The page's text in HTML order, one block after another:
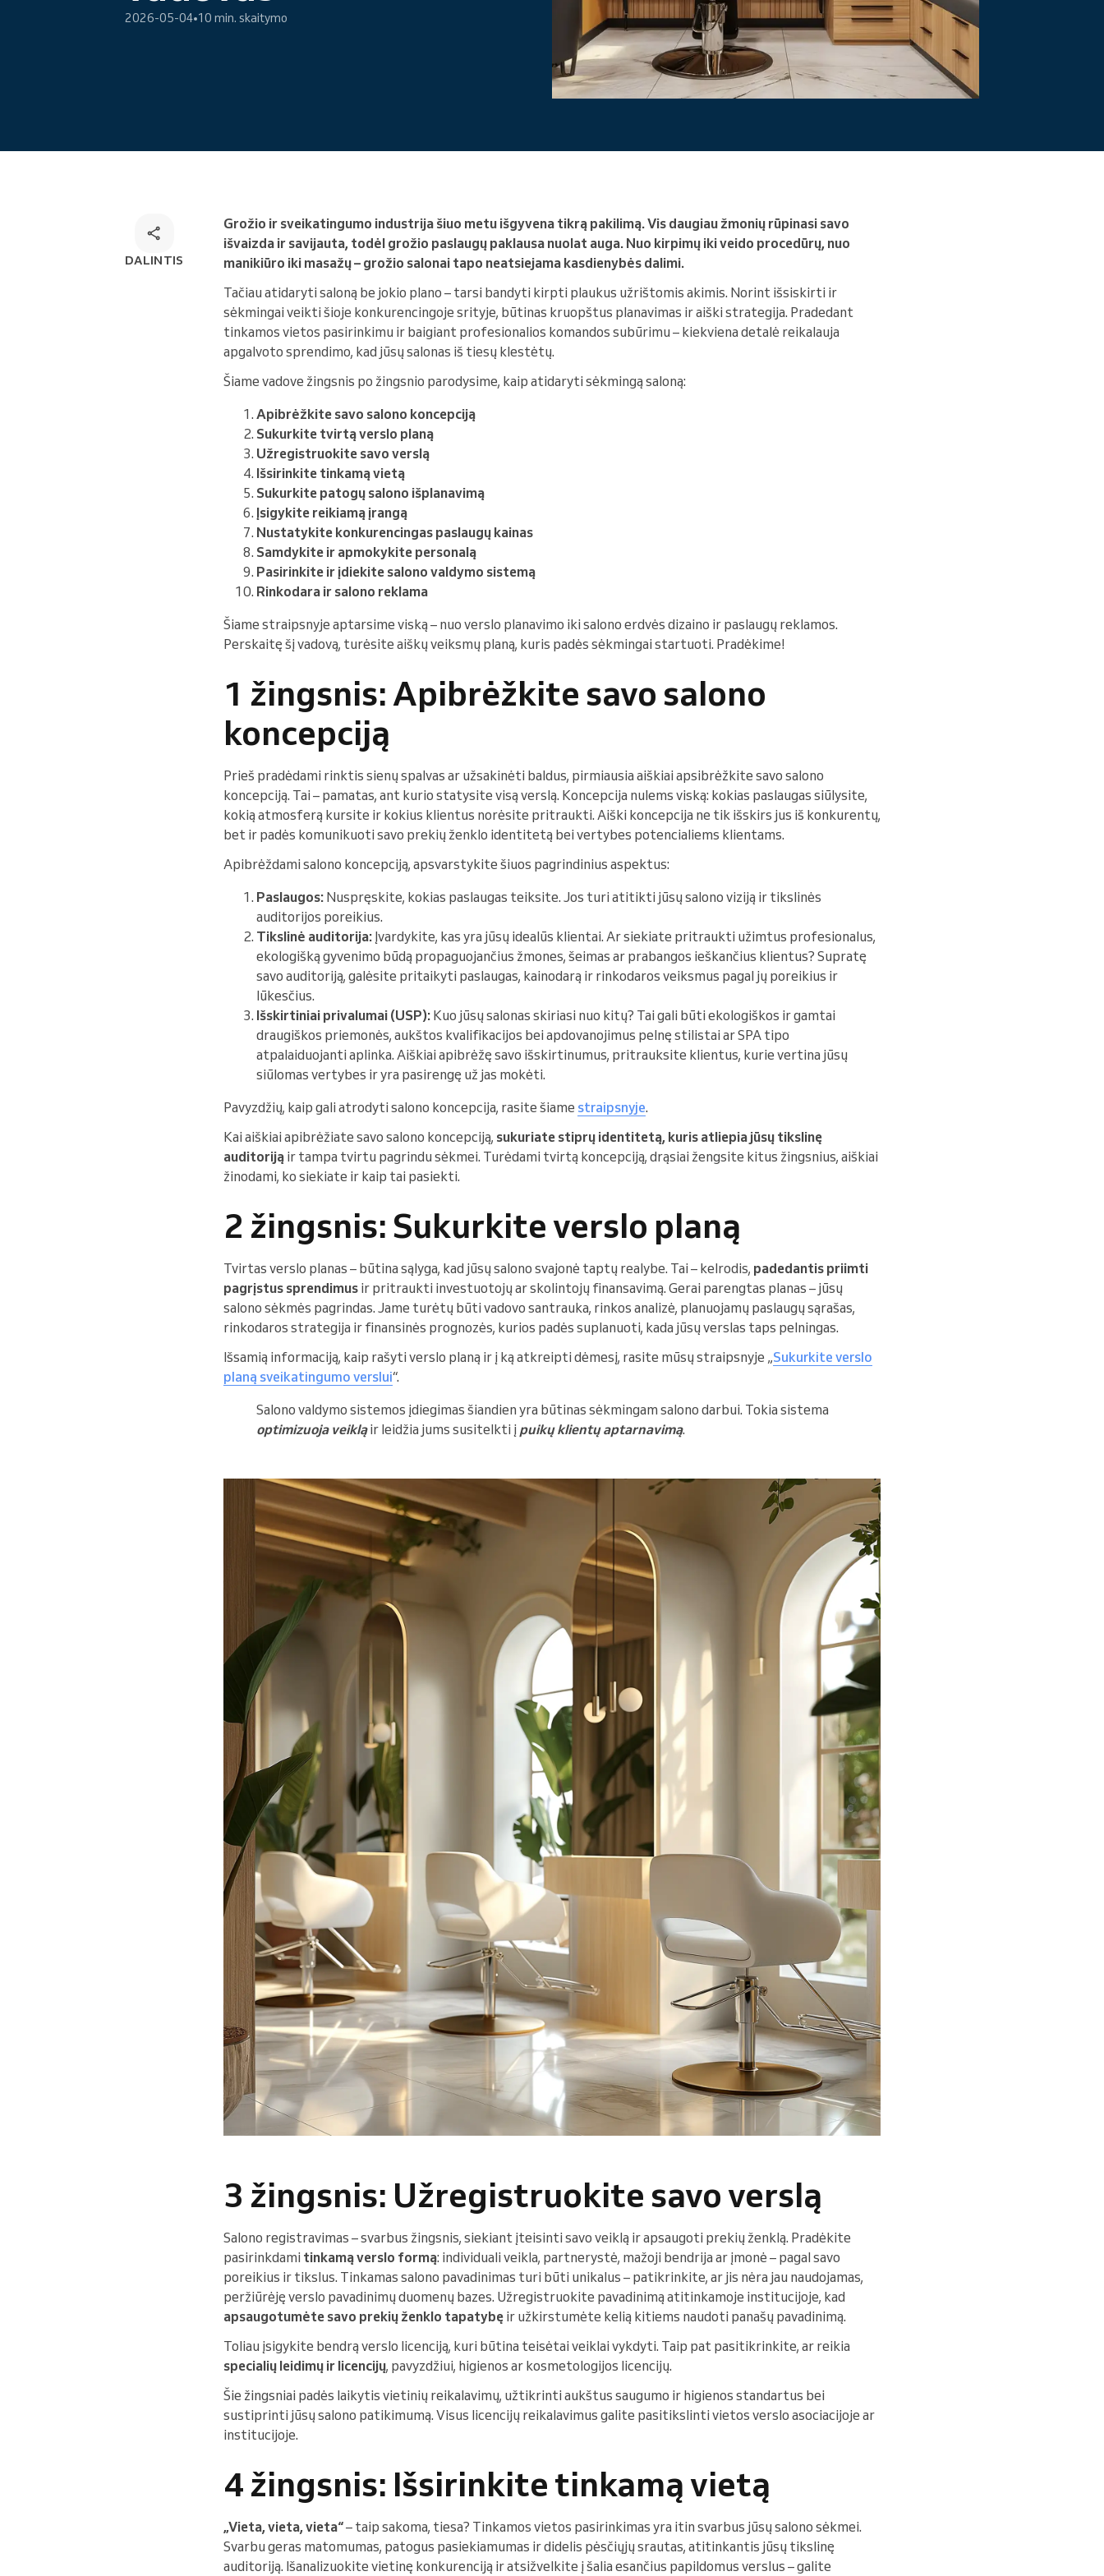
Internetinė rezervacija Skaityti daugiau
2026-05-04 10 min. skaitymo
DALINTIS
Grožio ir sveikatingumo industrija šiuo metu išgyvena tikrą pakilimą. Vis daugiau žmonių rūpinasi savo
išvaizda ir savijauta, todėl grožio paslaugų paklausa nuolat auga. Nuo kirpimų iki veido procedūrų, nuo
manikiūro iki masažų – grožio salonai tapo neatsiejama kasdienybės dalimi.
Tačiau atidaryti saloną be jokio plano – tarsi bandyti kirpti plaukus užrištomis akimis. Norint išsiskirti ir
sėkmingai veikti šioje konkurencingoje srityje, būtinas kruopštus planavimas ir aiški strategija. Pradedant
tinkamos vietos pasirinkimu ir baigiant profesionalios komandos subūrimu – kiekviena detalė reikalauja
apgalvoto sprendimo, kad jūsų salonas iš tiesų klestėtų.
Šiame vadove žingsnis po žingsnio parodysime, kaip atidaryti sėkmingą saloną:
Apibrėžkite savo salono koncepciją
Sukurkite tvirtą verslo planą
Užregistruokite savo verslą
Išsirinkite tinkamą vietą
Sukurkite patogų salono išplanavimą
Įsigykite reikiamą įrangą
Nustatykite konkurencingas paslaugų kainas
Samdykite ir apmokykite personalą
Pasirinkite ir įdiekite salono valdymo sistemą
Rinkodara ir salono reklama
Šiame straipsnyje aptarsime viską – nuo verslo planavimo iki salono erdvės dizaino ir paslaugų reklamos.
Perskaitę šį vadovą, turėsite aiškų veiksmų planą, kuris padės sėkmingai startuoti. Pradėkime!
1 žingsnis: Apibrėžkite savo salono
koncepciją
Prieš pradėdami rinktis sienų spalvas ar užsakinėti baldus, pirmiausia aiškiai apsibrėžkite savo salono
koncepciją. Tai – pamatas, ant kurio statysite visą verslą. Koncepcija nulems viską: kokias paslaugas siūlysite,
kokią atmosferą kursite ir kokius klientus norėsite pritraukti. Aiški koncepcija ne tik išskirs jus iš konkurentų,
bet ir padės komunikuoti savo prekių ženklo identitetą bei vertybes potencialiems klientams.
Apibrėždami salono koncepciją, apsvarstykite šiuos pagrindinius aspektus:
Paslaugos: Nuspręskite, kokias paslaugas teiksite. Jos turi atitikti jūsų salono viziją ir tikslinės
auditorijos poreikius.
Tikslinė auditorija: Įvardykite, kas yra jūsų idealūs klientai. Ar siekiate pritraukti užimtus profesionalus,
ekologišką gyvenimo būdą propaguojančius žmones, šeimas ar prabangos ieškančius klientus? Supratę
savo auditoriją, galėsite pritaikyti paslaugas, kainodarą ir rinkodaros veiksmus pagal jų poreikius ir
lūkesčius.
Išskirtiniai privalumai (USP): Kuo jūsų salonas skiriasi nuo kitų? Tai gali būti ekologiškos ir gamtai
draugiškos priemonės, aukštos kvalifikacijos bei apdovanojimus pelnę stilistai ar SPA tipo
atpalaiduojanti aplinka. Aiškiai apibrėžę savo išskirtinumus, pritrauksite klientus, kurie vertina jūsų
siūlomas vertybes ir yra pasirengę už jas mokėti.
Pavyzdžių, kaip gali atrodyti salono koncepcija, rasite šiame straipsnyje.
Kai aiškiai apibrėžiate savo salono koncepciją, sukuriate stiprų identitetą, kuris atliepia jūsų tikslinę
auditoriją ir tampa tvirtu pagrindu sėkmei. Turėdami tvirtą koncepciją, drąsiai žengsite kitus žingsnius, aiškiai
žinodami, ko siekiate ir kaip tai pasiekti.
2 žingsnis: Sukurkite verslo planą
Tvirtas verslo planas – būtina sąlyga, kad jūsų salono svajonė taptų realybe. Tai – kelrodis, padedantis priimti
pagrįstus sprendimus ir pritraukti investuotojų ar skolintojų finansavimą. Gerai parengtas planas – jūsų
salono sėkmės pagrindas. Jame turėtų būti vadovo santrauka, rinkos analizė, planuojamų paslaugų sąrašas,
rinkodaros strategija ir finansinės prognozės, kurios padės suplanuoti, kada jūsų verslas taps pelningas.
Išsamią informaciją, kaip rašyti verslo planą ir į ką atkreipti dėmesį, rasite mūsų straipsnyje „Sukurkite verslo
planą sveikatingumo verslui“.
Salono valdymo sistemos įdiegimas šiandien yra būtinas sėkmingam salono darbui. Tokia sistema
optimizuoja veikląir leidžia jums susitelkti į puikų klientų aptarnavimą.
3 žingsnis: Užregistruokite savo verslą
Salono registravimas – svarbus žingsnis, siekiant įteisinti savo veiklą ir apsaugoti prekių ženklą. Pradėkite
pasirinkdami tinkamą verslo formą: individuali veikla, partnerystė, mažoji bendrija ar įmonė – pagal savo
poreikius ir tikslus. Tinkamas salono pavadinimas turi būti unikalus – patikrinkite, ar jis nėra jau naudojamas,
peržiūrėję verslo pavadinimų duomenų bazes. Užregistruokite pavadinimą atitinkamoje institucijoje, kad
apsaugotumėte savo prekių ženklo tapatybę ir užkirstumėte kelią kitiems naudoti panašų pavadinimą.
Toliau įsigykite bendrą verslo licenciją, kuri būtina teisėtai veiklai vykdyti. Taip pat pasitikrinkite, ar reikia
specialių leidimų ir licencijų, pavyzdžiui, higienos ar kosmetologijos licencijų.
Šie žingsniai padės laikytis vietinių reikalavimų, užtikrinti aukštus saugumo ir higienos standartus bei
sustiprinti jūsų salono patikimumą. Visus licencijų reikalavimus galite pasitikslinti vietos verslo asociacijoje ar
institucijoje.
4 žingsnis: Išsirinkite tinkamą vietą
„Vieta, vieta, vieta“– taip sakoma, tiesa? Tinkamos vietos pasirinkimas yra itin svarbus jūsų salono sėkmei.
Svarbu geras matomumas, patogus pasiekiamumas ir didelis pėsčiųjų srautas, atitinkantis jūsų tikslinę
auditoriją. Išanalizuokite vietinę konkurenciją ir atsižvelkite į šalia esančius papildomus verslus – galite